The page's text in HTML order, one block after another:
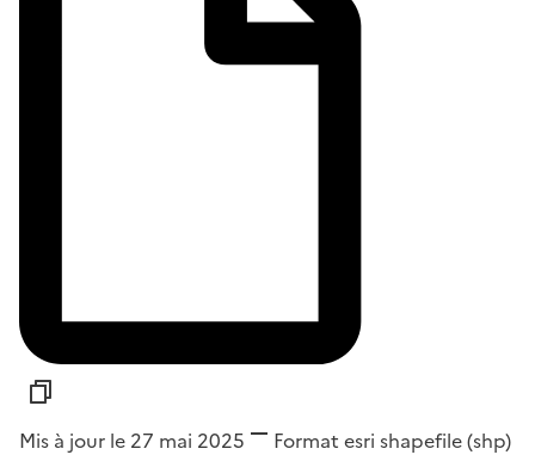
Mis à jour le 27 mai 2025 Format esri shapefile (shp)